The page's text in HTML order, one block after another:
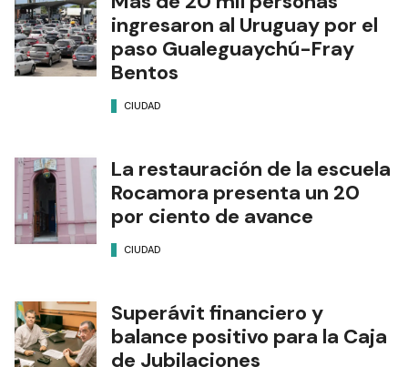
ingresaron al Uruguay por el
paso Gualeguaychú-Fray
Bentos
CIUDAD
La restauración de la escuela
Rocamora presenta un 20
por ciento de avance
CIUDAD
Superávit financiero y
balance positivo para la Caja
de Jubilaciones